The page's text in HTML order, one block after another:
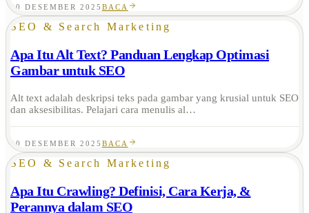
20 DESEMBER 2025 BACA
SEO & Search Marketing
Apa Itu Alt Text? Panduan Lengkap Optimasi
Gambar untuk SEO
Alt text adalah deskripsi teks pada gambar yang krusial untuk SEO
dan aksesibilitas. Pelajari cara menulis al…
20 DESEMBER 2025 BACA
SEO & Search Marketing
Apa Itu Crawling? Definisi, Cara Kerja, &
Perannya dalam SEO